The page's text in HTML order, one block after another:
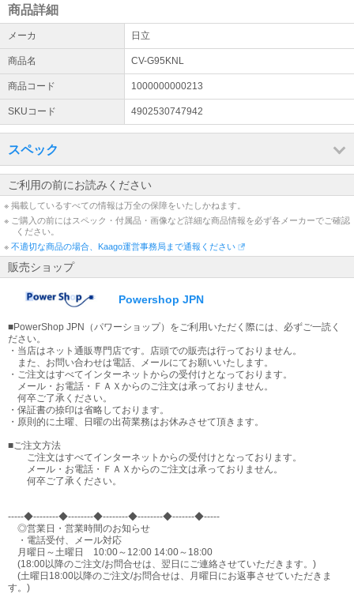
取外しと取付→【東京23区は２week】【23区外、千葉、埼玉、神
奈川は４week】そのほかの地域は３week～５weekです。
《配送事故・修理》お問い合わせ
受付時間：10時～17時 09018005790 09018031921 （土・
日・祝日、夏期・年末年始等の当社休業日を除く）
商品詳細
メーカ 日立
商品名 CV-G95KNL
商品コード 1000000000213
SKUコード 4902530747942
スペック
ご利用の前にお読みください
※ 掲載しているすべての情報は万全の保障をいたしかねます。
※ ご購入の前にはスペック・付属品・画像など詳細な商品情報を必ず各メーカーでご確認
ください。
※ 不適切な商品の場合、Kaago運営事務局まで通報ください
販売ショップ
Powershop JPN
■PowerShop JPN（パワーショップ）をご利用いただく際には、必ずご一読く
ださい。
・当店はネット通販専門店です。店頭での販売は行っておりません。
また、お問い合わせは電話、メールにてお願いいたします。
・ご注文はすべてインターネットからの受付けとなっております。
メール・お電話・ＦＡＸからのご注文は承っておりません。
何卒ご了承ください。
・保証書の捺印は省略しております。
・原則的に土曜、日曜の出荷業務はお休みさせて頂きます。
■ご注文方法
ご注文はすべてインターネットからの受付けとなっております。
メール・お電話・ＦＡＸからのご注文は承っておりません。
何卒ご了承ください。
-----◆--------◆--------◆--------◆--------◆-------◆-----
◎営業日・営業時間のお知らせ
・電話受付、メール対応
月曜日～土曜日 10:00～12:00 14:00～18:00
(18:00以降のご注文/お問合せは、翌日にご連絡させていただきます。)
(土曜日18:00以降のご注文/お問合せは、月曜日にお返事させていただきま
す。)